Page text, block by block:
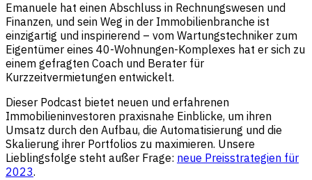
Emanuele hat einen Abschluss in Rechnungswesen und
Finanzen, und sein Weg in der Immobilienbranche ist
einzigartig und inspirierend – vom Wartungstechniker zum
Eigentümer eines 40-Wohnungen-Komplexes hat er sich zu
einem gefragten Coach und Berater für
Kurzzeitvermietungen entwickelt.
Dieser Podcast bietet neuen und erfahrenen
Immobilieninvestoren praxisnahe Einblicke, um ihren
Umsatz durch den Aufbau, die Automatisierung und die
Skalierung ihrer Portfolios zu maximieren. Unsere
Lieblingsfolge steht außer Frage: neue Preisstrategien für
2023.